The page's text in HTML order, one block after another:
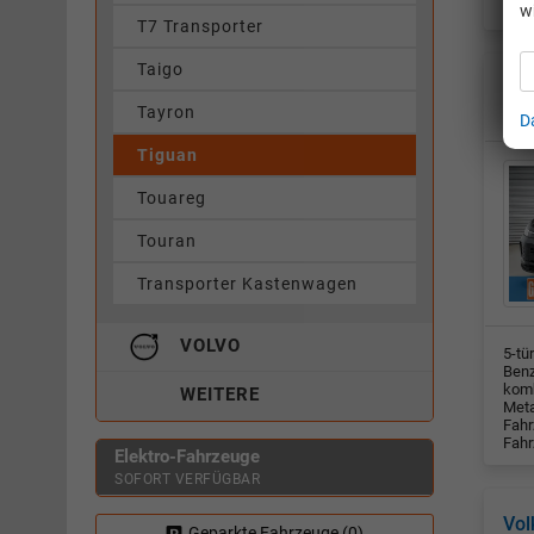
5-
T7 Transporter
Taigo
Tayron
Tiguan
Touareg
Touran
Transporter Kastenwagen
VOLVO
WEITERE
Elektro-Fahrzeuge
SOFORT VERFÜGBAR